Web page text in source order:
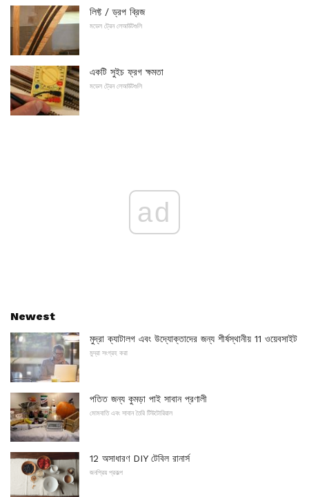
লিফ্ট / ড্রপ ব্রিজ
মডেল ট্রেন লেআউটগুলি
একটি সুইচ ফ্রগ ক্ষমতা
মডেল ট্রেন লেআউটগুলি
ad
Newest
মুদ্রা ক্যাটালগ এবং উদ্যোক্তাদের জন্য শীর্ষস্থানীয় 11 ওয়েবসাইট
মুদ্রা সংগ্রহ করা
পতিত জন্য কুমড়া পাই সাবান প্রণালী
মোমবাতি এবং সাবান তৈরি টিউটোরিয়াল
12 অসাধারণ DIY টেবিল রানার্স
জনপ্রিয় প্রকল্প